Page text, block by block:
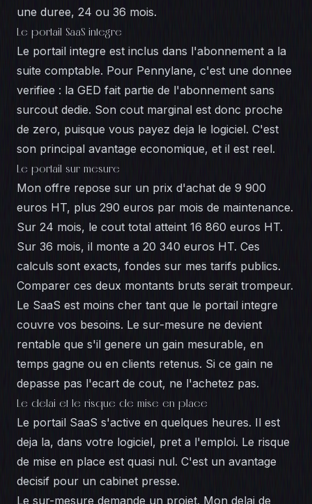
une duree, 24 ou 36 mois.
Le portail SaaS integre
Le portail integre est inclus dans l'abonnement a la
suite comptable. Pour Pennylane, c'est une donnee
verifiee : la GED fait partie de l'abonnement sans
surcout dedie. Son cout marginal est donc proche
de zero, puisque vous payez deja le logiciel. C'est
son principal avantage economique, et il est reel.
Le portail sur mesure
Mon offre repose sur un prix d'achat de 9 900
euros HT, plus 290 euros par mois de maintenance.
Sur 24 mois, le cout total atteint 16 860 euros HT.
Sur 36 mois, il monte a 20 340 euros HT. Ces
calculs sont exacts, fondes sur mes tarifs publics.
Comparer ces deux montants bruts serait trompeur.
Le SaaS est moins cher tant que le portail integre
couvre vos besoins. Le sur-mesure ne devient
rentable que s'il genere un gain mesurable, en
temps gagne ou en clients retenus. Si ce gain ne
depasse pas l'ecart de cout, ne l'achetez pas.
Le delai et le risque de mise en place
Le portail SaaS s'active en quelques heures. Il est
deja la, dans votre logiciel, pret a l'emploi. Le risque
de mise en place est quasi nul. C'est un avantage
decisif pour un cabinet presse.
Le sur-mesure demande un projet. Mon delai de